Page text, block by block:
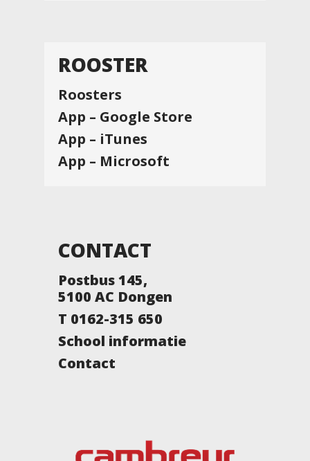
ROOSTER
Roosters
App – Google Store
App – iTunes
App – Microsoft
CONTACT
Postbus 145,
5100 AC Dongen
T 0162-315 650
School informatie
Contact